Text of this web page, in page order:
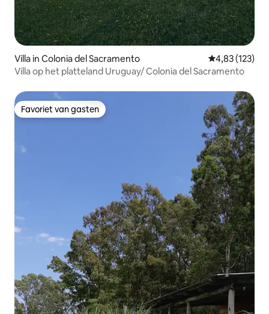
Villa in Colonia del Sacramento Gemiddelde
4,83 (123)
Villa op het platteland Uruguay/ Colonia del Sacramento
Favoriet van gasten
Favoriet van gasten